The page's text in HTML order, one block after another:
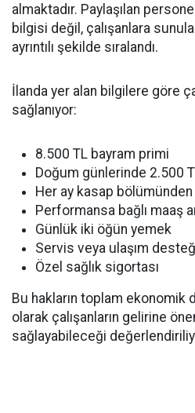
almaktadır. Paylaşılan
bilgisi değil, çalışanlara
ayrıntılı şekilde sıralandı.
İlanda yer alan bilgilere göre
sağlanıyor:
8.500 TL bayram primi
Doğum günlerinde 2.500
Her ay kasap bölümünden
Performansa bağlı maaş
Günlük iki öğün yemek
Servis veya ulaşım
Özel sağlık sigortası
Bu hakların toplam ekonomik
olarak çalışanların gelirine
sağlayabileceği